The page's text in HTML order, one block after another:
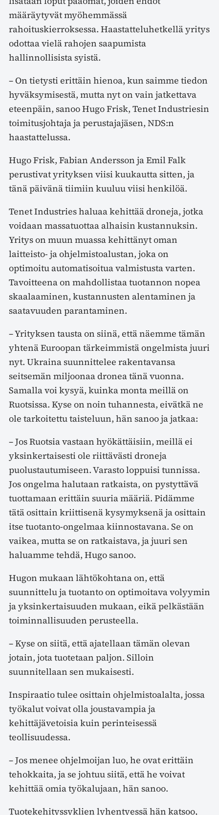
määräytyvät myöhemmässä
rahoituskierroksessa. Haastatteluhetkellä yritys
odottaa vielä rahojen saapumista
hallinnollisista syistä.
– On tietysti erittäin hienoa, kun saimme tiedon
hyväksymisestä, mutta nyt on vain jatkettava
eteenpäin, sanoo Hugo Frisk, Tenet Industriesin
toimitusjohtaja ja perustajajäsen, NDS:n
haastattelussa.
Hugo Frisk, Fabian Andersson ja Emil Falk
perustivat yrityksen viisi kuukautta sitten, ja
tänä päivänä tiimiin kuuluu viisi henkilöä.
Tenet Industries haluaa kehittää droneja, jotka
voidaan massatuottaa alhaisin kustannuksin.
Yritys on muun muassa kehittänyt oman
laitteisto- ja ohjelmistoalustan, joka on
optimoitu automatisoitua valmistusta varten.
Tavoitteena on mahdollistaa tuotannon nopea
skaalaaminen, kustannusten alentaminen ja
saatavuuden parantaminen.
– Yrityksen tausta on siinä, että näemme tämän
yhtenä Euroopan tärkeimmistä ongelmista juuri
nyt. Ukraina suunnittelee rakentavansa
seitsemän miljoonaa dronea tänä vuonna.
Samalla voi kysyä, kuinka monta meillä on
Ruotsissa. Kyse on noin tuhannesta, eivätkä ne
ole tarkoitettu taisteluun, hän sanoo ja jatkaa:
– Jos Ruotsia vastaan hyökättäisiin, meillä ei
yksinkertaisesti ole riittävästi droneja
puolustautumiseen. Varasto loppuisi tunnissa.
Jos ongelma halutaan ratkaista, on pystyttävä
tuottamaan erittäin suuria määriä. Pidämme
tätä osittain kriittisenä kysymyksenä ja osittain
itse tuotanto-ongelmaa kiinnostavana. Se on
vaikea, mutta se on ratkaistava, ja juuri sen
haluamme tehdä, Hugo sanoo.
Hugon mukaan lähtökohtana on, että
suunnittelu ja tuotanto on optimoitava volyymin
ja yksinkertaisuuden mukaan, eikä pelkästään
toiminnallisuuden perusteella.
– Kyse on siitä, että ajatellaan tämän olevan
jotain, jota tuotetaan paljon. Silloin
suunnitellaan sen mukaisesti.
Inspiraatio tulee osittain ohjelmistoalalta, jossa
työkalut voivat olla joustavampia ja
kehittäjävetoisia kuin perinteisessä
teollisuudessa.
– Jos menee ohjelmoijan luo, he ovat erittäin
tehokkaita, ja se johtuu siitä, että he voivat
kehittää omia työkalujaan, hän sanoo.
Tuotekehityssyklien lyhentyessä hän katsoo,